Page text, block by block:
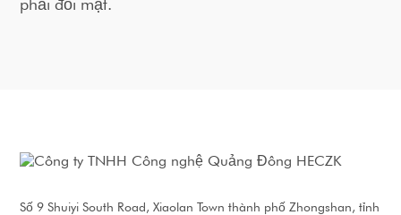
phải đối mặt.
Số 9 Shuiyi South Road, Xiaolan Town thành phố Zhongshan, tỉnh